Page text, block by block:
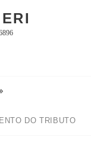
DO TRIBUTO